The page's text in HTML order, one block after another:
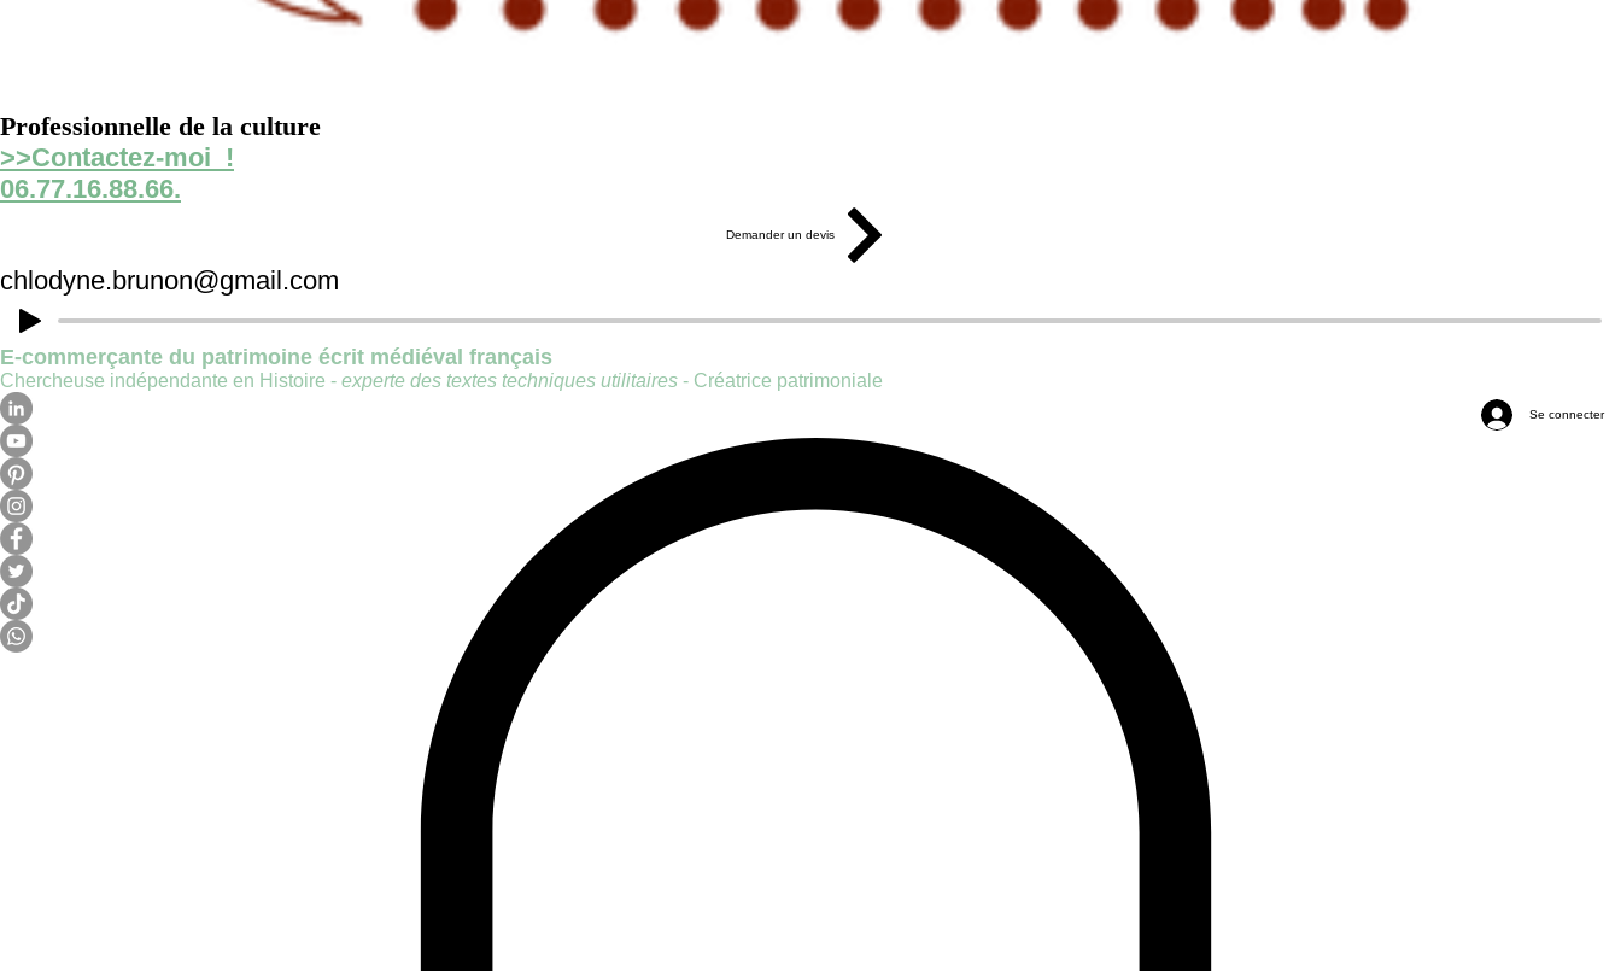
Professionnelle de la culture
>>Contactez-moi !
06.77.16.88.66.
Demander un devis
chlodyne.brunon@gmail.com
E-commerçante du patrimoine écrit médiéval français
Chercheuse indépendante en Histoire - experte des textes techniques utilitaires - Créatrice patrimoniale
Se connecter